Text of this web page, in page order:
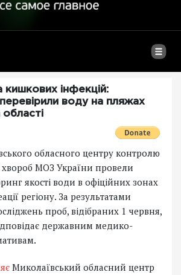
кишкових інфекцій:
перевірили воду на пляжах
обласного центру контролю
хвороб МОЗ України провели
якості води в офіційних зонах
регіону. За результатами
проб, відібраних 1 червня,
державним медико-
Миколаївський обласний центр